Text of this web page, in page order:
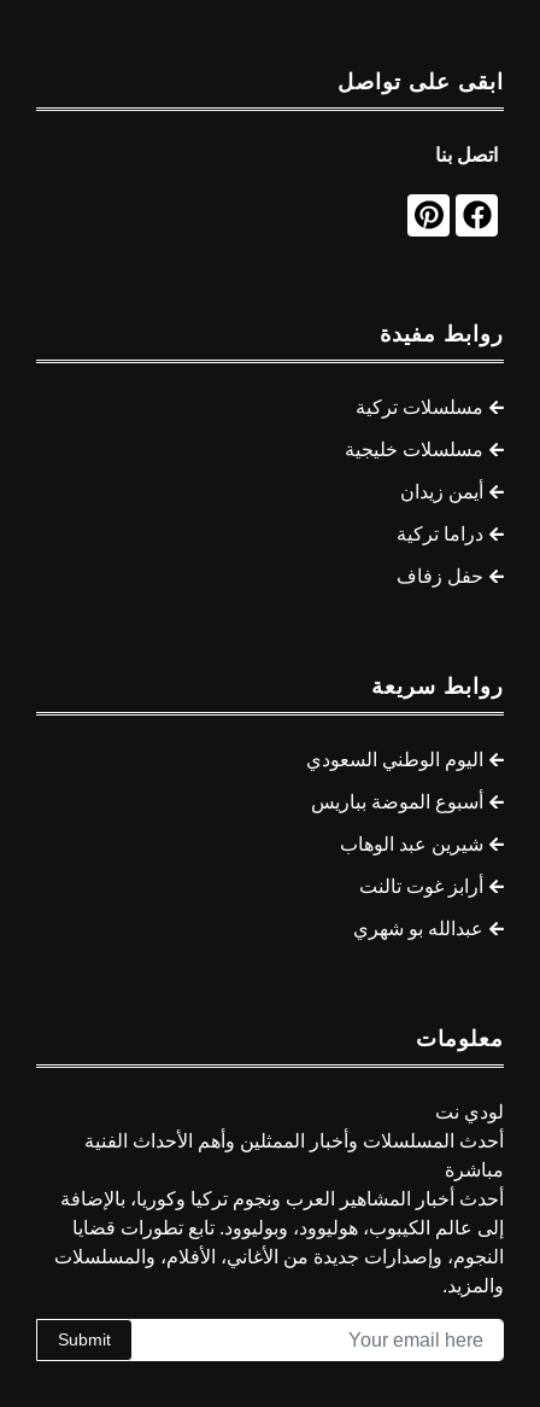
ابقى على تواصل
اتصل بنا
روابط مفيدة
مسلسلات تركية
مسلسلات خليجية
أيمن زيدان
دراما تركية
حفل زفاف
روابط سريعة
اليوم الوطني السعودي
أسبوع الموضة بباريس
شيرين عبد الوهاب
أرابز غوت تالنت
عبدالله بو شهري
معلومات
لودي نت
أحدث المسلسلات وأخبار الممثلين وأهم الأحداث الفنية
مباشرة
أحدث أخبار المشاهير العرب ونجوم تركيا وكوريا، بالإضافة
إلى عالم الكيبوب، هوليوود، وبوليوود. تابع تطورات قضايا
النجوم، وإصدارات جديدة من الأغاني، الأفلام، والمسلسلات
والمزيد.
Submit